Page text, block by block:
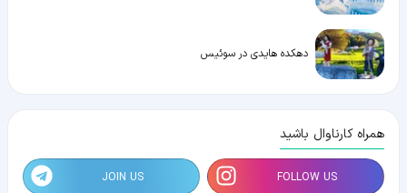
دهکده هایدی در سوئیس
همراه کارناوال باشید
FOLLOW US
JOIN US